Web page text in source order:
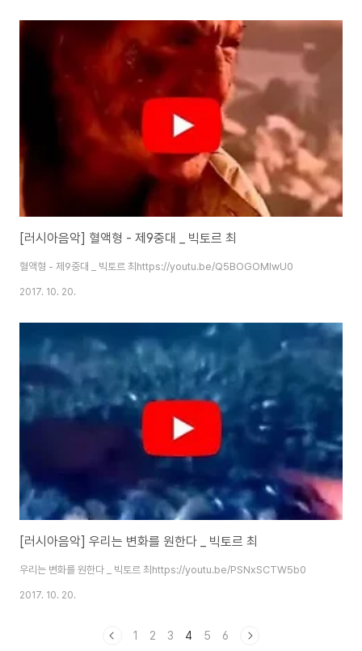
Gone) 0:07:10 새 사람 (Bird Person) 원령공주 (Mononoke Hime,
1997) 0:11:32 아시타카 전기 (Tale of Ashitaka) 0:13:51 재앙신 (The
Curse God) 0:16:14 원령공..
[러시아음악] 혈액형 - 제9중대 _ 빅토르 최
혈액형 - 제9중대 _ 빅토르 최https://youtu.be/Q5BOGOMIwU0
2017. 10. 20.
[러시아음악] 우리는 변화를 원한다 _ 빅토르 최
우리는 변화를 원한다 _ 빅토르 최https://youtu.be/PSNxSCTW5b0
2017. 10. 20.
1 2 3 4 5 6